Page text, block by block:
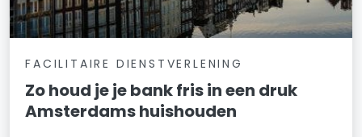
FACILITAIRE DIENSTVERLENING
Zo houd je je bank fris in een druk
Amsterdams huishouden